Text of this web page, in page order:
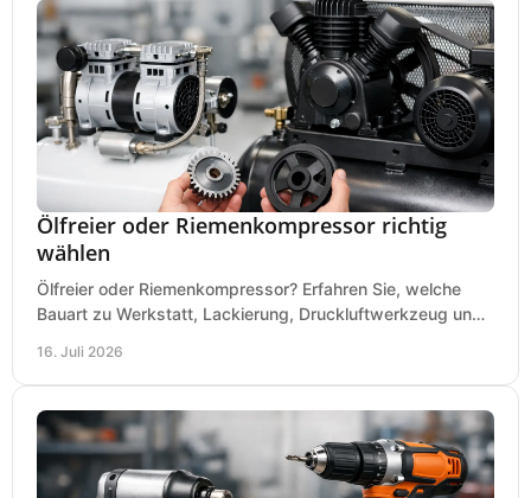
Ölfreier oder Riemenkompressor richtig
wählen
Ölfreier oder Riemenkompressor? Erfahren Sie, welche
Bauart zu Werkstatt, Lackierung, Druckluftwerkzeug und
16. Juli 2026